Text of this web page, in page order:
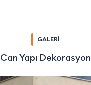
GALERİ
Can Yapı Dekorasyon